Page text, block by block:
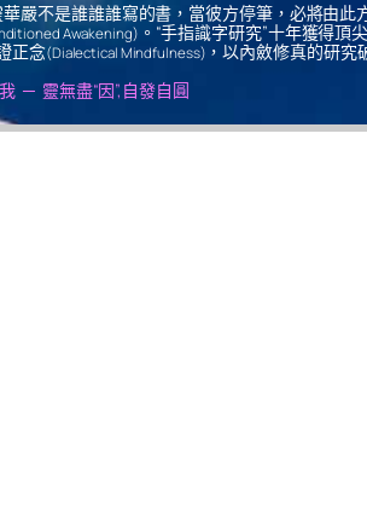
嚴不是誰誰誰寫的書，當彼方停筆，必將由此
Awakening) 。“手指識字研究”十年獲得頂
正念(Dialectical Mindfulness) ，以內斂修真的研究
─ 靈無盡“因”,自發自圓